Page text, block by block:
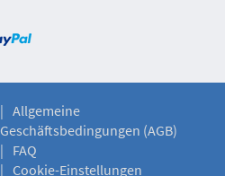
Allgemeine
Geschäftsbedingungen (AGB)
FAQ
Cookie-Einstellungen